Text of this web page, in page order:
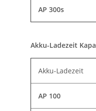
AP 300s
Akku-Ladezeit
Akku-Ladezeit
AP 100